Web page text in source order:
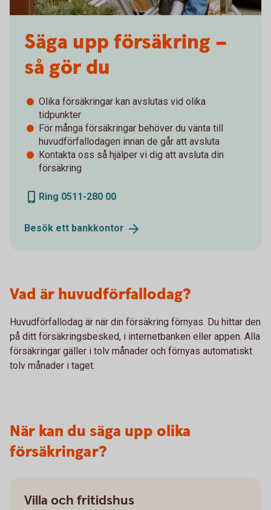
Säga upp försäkring –
så gör du
Olika försäkringar kan avslutas vid olika
tidpunkter
För många försäkringar behöver du vänta till
huvudförfallodagen innan de går att avsluta
Kontakta oss så hjälper vi dig att avsluta din
försäkring
Ring 0511-280 00
Besök ett bankkontor
Vad är huvudförfallodag?
Huvudförfallodag är när din försäkring förnyas. Du hittar den
på ditt försäkringsbesked, i internetbanken eller appen. Alla
försäkringar gäller i tolv månader och förnyas automatiskt
tolv månader i taget.
När kan du säga upp olika
försäkringar?
Villa och fritidshus